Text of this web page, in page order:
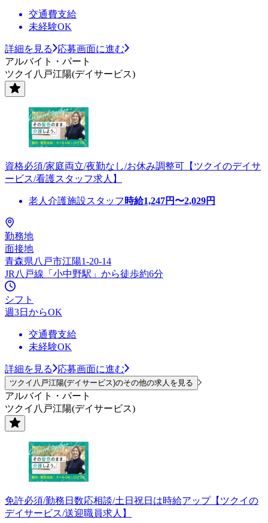
交通費支給
未経験OK
詳細を見る
応募画面に進む
アルバイト・パート
ツクイ八戸江陽(デイサービス)
資格必須/家庭両立/夜勤なし/お休み調整可【ツクイのデイサ
ービス/看護スタッフ求人】
老人介護施設スタッフ 時給1,247円〜2,029円
勤務地
面接地
青森県八戸市江陽1-20-14
JR八戸線「小中野駅」から徒歩約6分
シフト
週3日からOK
交通費支給
未経験OK
詳細を見る 応募画面に進む
ツクイ八戸江陽(デイサービス)のその他の求人を見る
アルバイト・パート
ツクイ八戸江陽(デイサービス)
免許必須/勤務日数応相談/土日祝日は時給アップ【ツクイの
デイサービス/送迎職員求人】